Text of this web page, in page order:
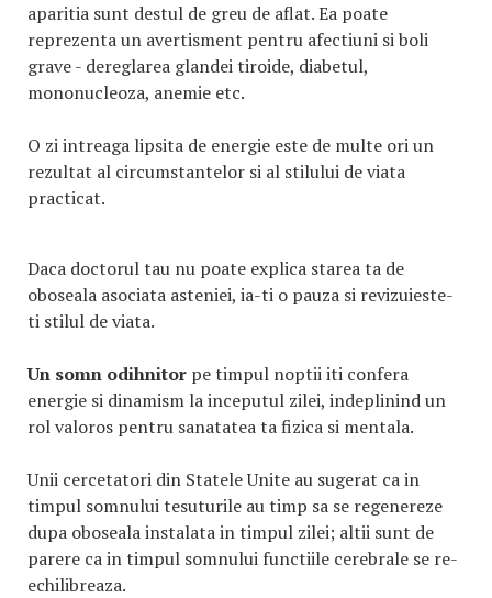
aparitia sunt destul de greu de aflat. Ea poate
reprezenta un avertisment pentru afectiuni si boli
grave - dereglarea glandei tiroide, diabetul,
mononucleoza, anemie etc.
O zi intreaga lipsita de energie este de multe ori un
rezultat al circumstantelor si al stilului de viata
practicat.
Daca doctorul tau nu poate explica starea ta de
oboseala asociata asteniei, ia-ti o pauza si revizuieste-
ti stilul de viata.
Un somn odihnitor pe timpul noptii iti confera
energie si dinamism la inceputul zilei, indeplinind un
rol valoros pentru sanatatea ta fizica si mentala.
Unii cercetatori din Statele Unite au sugerat ca in
timpul somnului tesuturile au timp sa se regenereze
dupa oboseala instalata in timpul zilei; altii sunt de
parere ca in timpul somnului functiile cerebrale se re-
echilibreaza.